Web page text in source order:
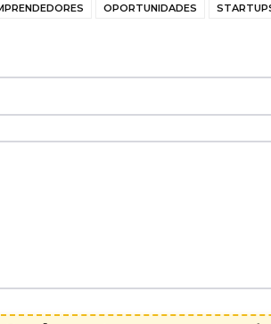
OPORTUNIDADES